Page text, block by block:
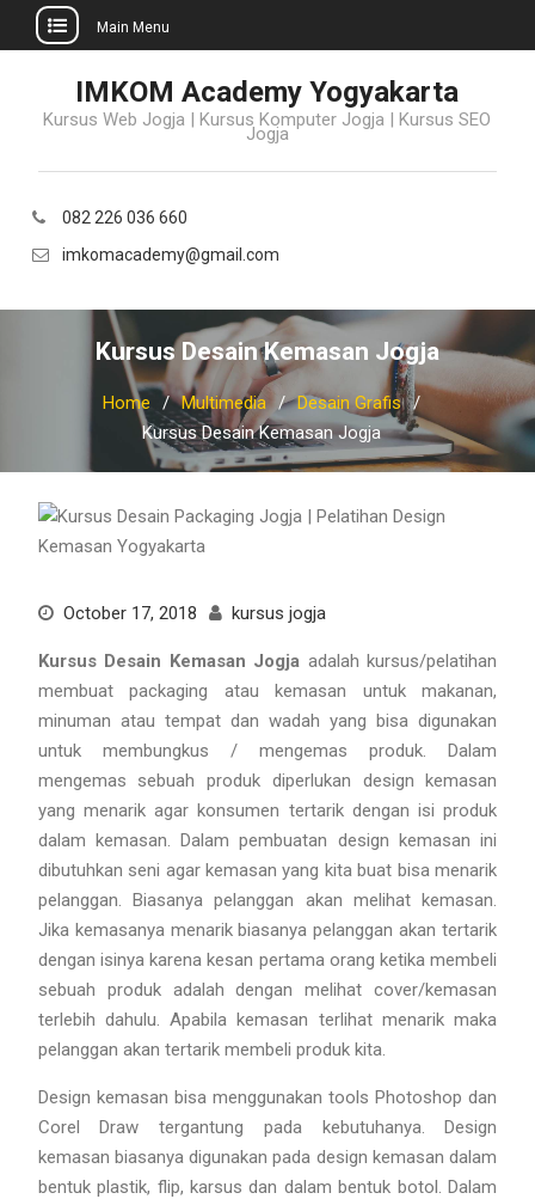
content
Main Menu
IMKOM Academy Yogyakarta
Kursus Web Jogja | Kursus Komputer Jogja | Kursus SEO
Jogja
082 226 036 660
imkomacademy@gmail.com
Kursus Desain Kemasan Jogja
Home Multimedia
Desain Grafis
Kursus Desain Kemasan Jogja
October 17, 2018 kursus jogja
Kursus Desain Kemasan Jogja adalah kursus/pelatihan
membuat packaging atau kemasan untuk makanan,
minuman atau tempat dan wadah yang bisa digunakan
untuk membungkus / mengemas produk. Dalam
mengemas sebuah produk diperlukan design kemasan
yang menarik agar konsumen tertarik dengan isi produk
dalam kemasan. Dalam pembuatan design kemasan ini
dibutuhkan seni agar kemasan yang kita buat bisa menarik
pelanggan. Biasanya pelanggan akan melihat kemasan.
Jika kemasanya menarik biasanya pelanggan akan tertarik
dengan isinya karena kesan pertama orang ketika membeli
sebuah produk adalah dengan melihat cover/kemasan
terlebih dahulu. Apabila kemasan terlihat menarik maka
pelanggan akan tertarik membeli produk kita.
Design kemasan bisa menggunakan tools Photoshop dan
Corel Draw tergantung pada kebutuhanya. Design
kemasan biasanya digunakan pada design kemasan dalam
bentuk plastik, flip, karsus dan dalam bentuk botol. Dalam